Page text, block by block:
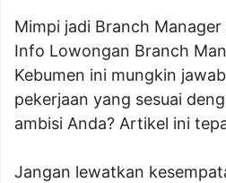
Mimpi jadi Branch
Info Lowongan Branch
Kebumen ini mungkin
pekerjaan yang sesuai
ambisi Anda? Artikel ini
Jangan lewatkan